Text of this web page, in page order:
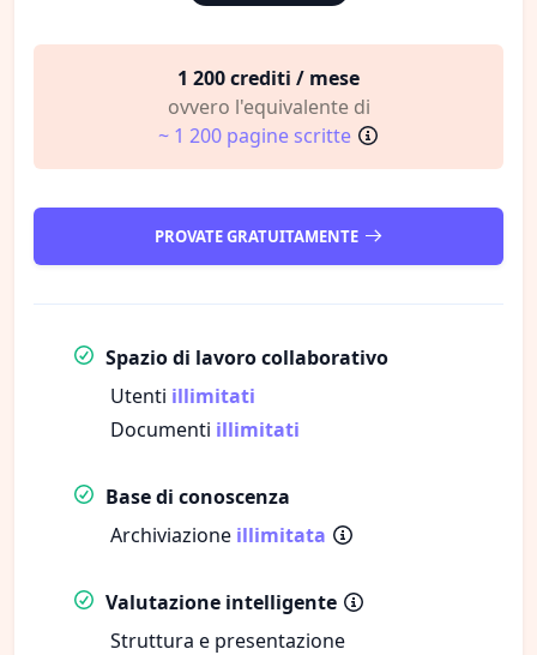
1 200 crediti / mese
ovvero l'equivalente di
~ 1 200 pagine scritte
PROVATE GRATUITAMENTE
Spazio di lavoro collaborativo
Utenti illimitati
Documenti illimitati
Base di conoscenza
Archiviazione illimitata
Valutazione intelligente
Struttura e presentazione